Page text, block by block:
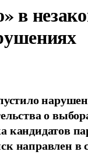
в
о
кандидатов
направлен в